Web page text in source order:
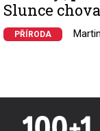
Slunce
PŘÍRODA